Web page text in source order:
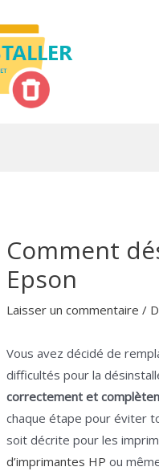
Comment
Epson
Laisser un commentaire /
Vous avez décidé de
difficultés pour la
correctement et
chaque étape pour éviter
soit décrite pour les
d’imprimantes HP ou